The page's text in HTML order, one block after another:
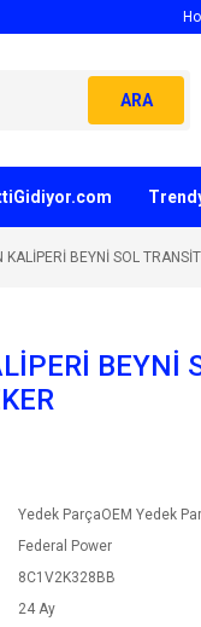
ARA
KALİPERİ BEYNİ SOL
BEYNİ
Yedek ParçaOEM Yedek
Federal Power
8C1V2K328BB
24 Ay